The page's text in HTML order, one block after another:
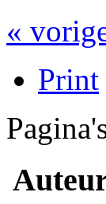
«
Print